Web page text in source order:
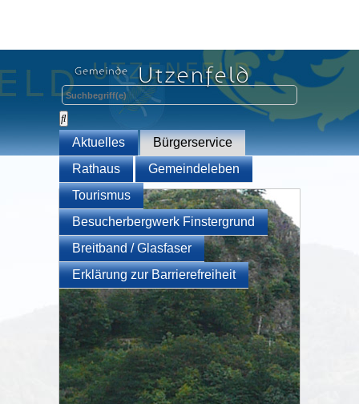
Aktuelles
Bürgerservice
Rathaus
Gemeindeleben
Tourismus
Besucherbergwerk Finstergrund
Breitband / Glasfaser
Erklärung zur Barrierefreiheit